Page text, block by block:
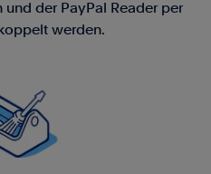
der PayPal Reader per
werden.